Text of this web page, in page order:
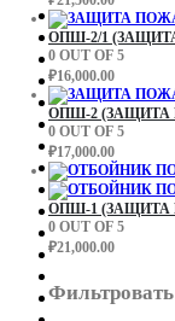
ОПШ-2/1
0 OUT OF 5
₽16,000.00
ОПШ-2
0 OUT OF 5
₽17,000.00
ОПШ-1
0 OUT OF 5
₽21,000.00